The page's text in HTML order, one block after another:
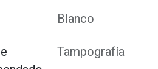
Blanco
Tampografía